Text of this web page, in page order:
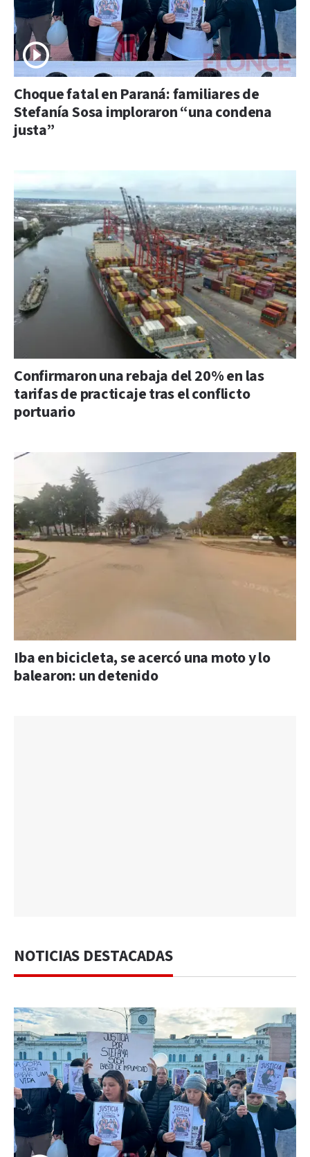
Choque fatal en Paraná: familiares de
Stefanía Sosa imploraron “una condena
justa”
Confirmaron una rebaja del 20% en las
tarifas de practicaje tras el conflicto
portuario
Iba en bicicleta, se acercó una moto y lo
balearon: un detenido
NOTICIAS DESTACADAS